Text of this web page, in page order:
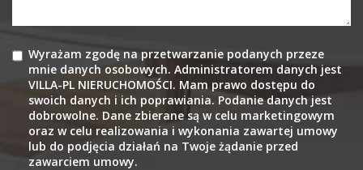
Wyrażam zgodę na przetwarzanie podanych przeze
mnie danych osobowych. Administratorem danych jest
VILLA-PL NIERUCHOMOŚCI. Mam prawo dostępu do
swoich danych i ich poprawiania. Podanie danych jest
dobrowolne. Dane zbierane są w celu marketingowym
oraz w celu realizowania i wykonania zawartej umowy
lub do podjęcia działań na Twoje żądanie przed
zawarciem umowy.